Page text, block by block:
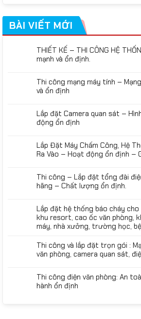
BÀI VIẾT MỚI
THIẾT KẾ – THI CÔNG HỆ
mạnh và ổn định.
Thi công mạng máy tính –
và ổn định
Lắp đặt Camera quan sát –
động ổn định
Lắp Đặt Máy Chấm Công, Hệ
Ra Vào – Hoạt động ổn định –
Thi công – Lắp đặt tổng đài
hãng – Chất lượng ổn định.
Lắp đặt hệ thống báo cháy cho
khu resort, cao ốc văn phòng,
máy, nhà xưởng, trường học,
Thi công và lắp đặt trọn gói :
văn phòng, camera quan sát,
Thi công điện văn phòng: An
hành ổn định